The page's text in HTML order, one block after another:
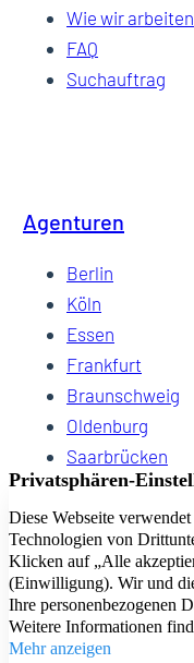
Wie wir arbeiten
FAQ
Suchauftrag
Agenturen
Berlin
Köln
Essen
Frankfurt
Braunschweig
Oldenburg
Saarbrücken
Hannover
Dresden
Wuppertal